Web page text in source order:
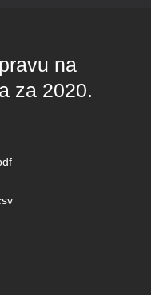
na
za 2020.